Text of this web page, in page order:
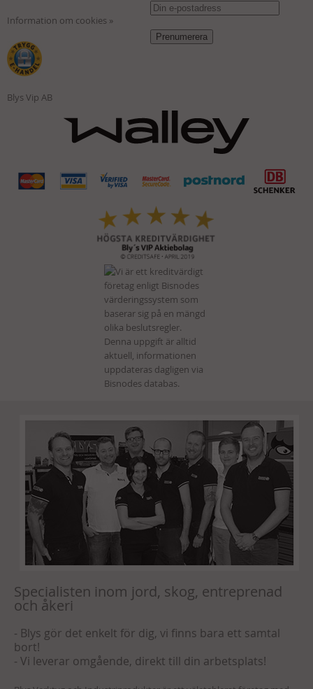
Information om cookies »
Blys Vip AB
Specialisten inom jord, skog, entreprenad
och åkeri
- Blys gör det enkelt för dig, vi finns bara ett samtal
bort!
- Vi leverar omgående, direkt till din arbetsplats!